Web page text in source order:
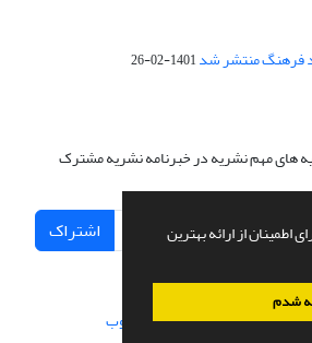
اطمینان از ارائه بهترین
شدم
1401-02-26
های مهم نشریه در خبرنامه نشریه مشترک
اشتراک
طراحی و پیاده سازی از سیناوب